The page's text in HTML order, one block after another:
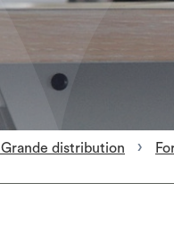
distribution